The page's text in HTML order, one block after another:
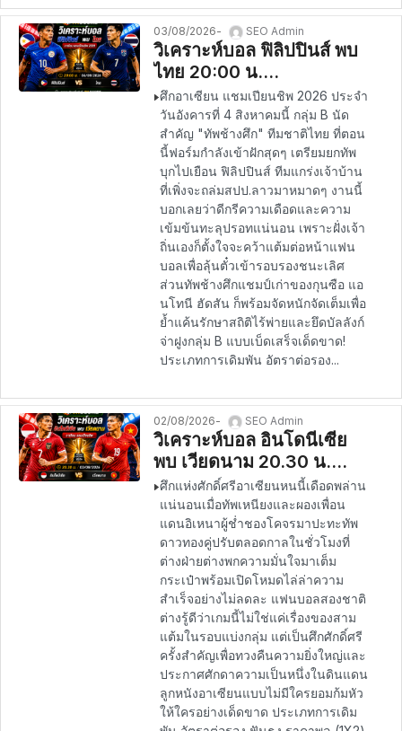
03/08/2026 SEO Admin
วิเคราะห์บอล ฟิลิปปินส์ พบ
ไทย 20:00 น.
04/08/2026 – อาเซียน แช
มเปียนชิพ 2026
ศึกอาเซียน แชมเปียนชิพ 2026 ประจำ
วันอังคารที่ 4 สิงหาคมนี้ กลุ่ม B นัด
สำคัญ "ทัพช้างศึก" ทีมชาติไทย ที่ตอน
นี้ฟอร์มกำลังเข้าฝักสุดๆ เตรียมยกทัพ
บุกไปเยือน ฟิลิปปินส์ ทีมแกร่งเจ้าบ้าน
ที่เพิ่งจะถล่มสปป.ลาวมาหมาดๆ งานนี้
บอกเลยว่าดีกรีความเดือดและความ
เข้มข้นทะลุปรอทแน่นอน เพราะฝั่งเจ้า
ถิ่นเองก็ตั้งใจจะคว้าแต้มต่อหน้าแฟน
บอลเพื่อลุ้นตั๋วเข้ารอบรองชนะเลิศ
ส่วนทัพช้างศึกแชมป์เก่าของกุนซือ แอ
นโทนี ฮัดสัน ก็พร้อมจัดหนักจัดเต็มเพื่อ
ย้ำแค้นรักษาสถิติไร้พ่ายและยึดบัลลังก์
จ่าฝูงกลุ่ม B แบบเบ็ดเสร็จเด็ดขาด!
ประเภทการเดิมพัน อัตราต่อรอง...
02/08/2026 SEO Admin
วิเคราะห์บอล อินโดนีเซีย
พบ เวียดนาม 20.30 น.
03/08/2026 – อาเซียน แช
มเปียนชิพ
ศึกแห่งศักดิ์ศรีอาเซียนหนนี้เดือดพล่าน
แน่นอนเมื่อทัพเหนียงและผองเพื่อน
แดนอิเหนาผู้ช่ำชองโคจรมาปะทะทัพ
ดาวทองคู่ปรับตลอดกาลในชั่วโมงที่
ต่างฝ่ายต่างพกความมั่นใจมาเต็ม
กระเป๋าพร้อมเปิดโหมดไล่ล่าความ
สำเร็จอย่างไม่ลดละ แฟนบอลสองชาติ
ต่างรู้ดีว่าเกมนี้ไม่ใช่แค่เรื่องของสาม
แต้มในรอบแบ่งกลุ่ม แต่เป็นศึกศักดิ์ศรี
ครั้งสำคัญเพื่อทวงคืนความยิ่งใหญ่และ
ประกาศศักดาความเป็นหนึ่งในดินแดน
ลูกหนังอาเซียนแบบไม่มีใครยอมก้มหัว
ให้ใครอย่างเด็ดขาด ประเภทการเดิม